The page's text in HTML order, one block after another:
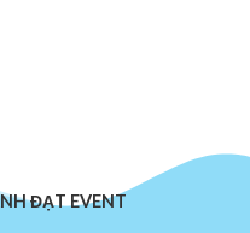
ĐẠT EVENT